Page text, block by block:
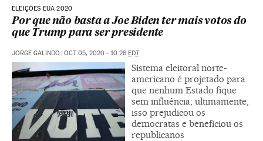
ELEIÇÕES EUA 2020
Por que não basta a Joe Biden ter mais votos do
que Trump para ser presidente
JORGE GALINDO | OCT 05, 2020 - 10:26 EDT
Sistema eleitoral norte-
americano é projetado para
que nenhum Estado fique
sem influência; ultimamente,
isso prejudicou os
democratas e beneficiou os
republicanos